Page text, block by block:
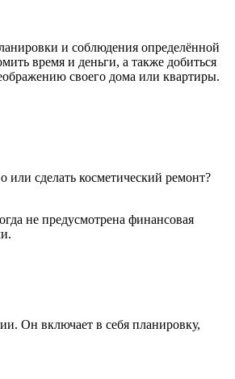
и соблюдения определённой
время и деньги, а также добиться
своего дома или квартиры.
сделать косметический ремонт?
не предусмотрена финансовая
Он включает в себя планировку,